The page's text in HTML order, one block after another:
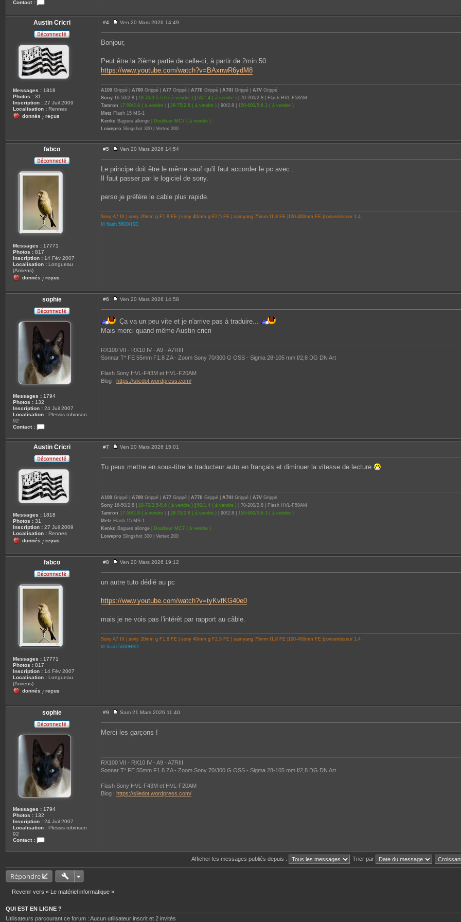
Contact :
o
n
a
c
t
e
r
s
o
i
Austin Cricri
Messages : 1818
Photos : 31
Inscription : 27 Juil 2009
Localisation : Rennes
donnés / reçus
#4
e
s
g
e
Ven 20 Mars 2026 14:49
Bonjour,
Peut être la 2ième partie de celle-ci, à partir de 2min 50
https://www.youtube.com/watch?v=BAxnwR6ydM8
A100 Grippé | A700 Grippé | A77 Grippé | A77II Grippé | A7III Grippé | A7V Grippé
Sony 16-50/2.8 | 18-70/3.5-5.6 ( à vendre ) 50/1.4 ( à vendre ) | 70-200/2.8 | Flash HVL-F58AM
Tamron 17-50/2.8 ( à vendre ) 28-75/2.8 ( à vendre ) | 90/2.8 | 150-600/5-6.3 ( à vendre )
Metz Flash 15 MS-1
Kenko Bagues allonge | Doubleur MC7 ( à vendre )
Lowepro Slingshot 300 | Vertex 200
fabco
Messages : 17771
Photos : 817
Inscription : 14 Fév 2007
Localisation : Longueau
(Amiens)
donnés / reçus
#5
e
s
a
Ven 20 Mars 2026 14:54
Le principe doit être le même sauf qu'il faut accorder le pc avec .
Il faut passer par le logiciel de sony.
perso je préfère le cable plus rapide.
Sony A7 III | sony 20mm g F1.8 FE | sony 40mm g F2.5 FE | samyang 75mm f1.8 FE |100-400mm FE |convertisseur 1.4
M flash 5600HSD
sophie
Messages : 1794
Photos : 132
Inscription : 24 Juil 2007
Localisation : Plessis robinson
92
Contact :
o
n
a
c
t
e
r
s
o
i
#6
e
s
a
g
Ven 20 Mars 2026 14:58
Ça va un peu vite et je n'arrive pas à traduire...
Mais merci quand même Austin cricri
RX100 VII - RX10 IV - A9 - A7RIII
Sonnar T* FE 55mm F1.8 ZA - Zoom Sony 70/300 G OSS - Sigma 28-105 mm f/2,8 DG DN Art
Flash Sony HVL-F43M et HVL-F20AM
Blog : https://sliedot.wordpress.com/
Austin Cricri
Messages : 1818
Photos : 31
Inscription : 27 Juil 2009
Localisation : Rennes
donnés / reçus
#7
e
s
Ven 20 Mars 2026 15:01
Tu peux mettre en sous-titre le traducteur auto en français et diminuer la vitesse de lecture
A100 Grippé | A700 Grippé | A77 Grippé | A77II Grippé | A7III Grippé | A7V Grippé
Sony 16-50/2.8 | 18-70/3.5-5.6 ( à vendre ) 50/1.4 ( à vendre ) | 70-200/2.8 | Flash HVL-F58AM
Tamron 17-50/2.8 ( à vendre ) 28-75/2.8 ( à vendre ) | 90/2.8 | 150-600/5-6.3 ( à vendre )
Metz Flash 15 MS-1
Kenko Bagues allonge | Doubleur MC7 ( à vendre )
Lowepro Slingshot 300 | Vertex 200
fabco
Messages : 17771
Photos : 817
Inscription : 14 Fév 2007
Localisation : Longueau
(Amiens)
donnés / reçus
#8
e
s
g
e
Ven 20 Mars 2026 19:12
un autre tuto dédié au pc
https://www.youtube.com/watch?v=tyKvfKG40e0
mais je ne vois pas l'intérêt par rapport au câble.
Sony A7 III | sony 20mm g F1.8 FE | sony 40mm g F2.5 FE | samyang 75mm f1.8 FE |100-400mm FE |convertisseur 1.4
M flash 5600HSD
sophie
Messages : 1794
Photos : 132
Inscription : 24 Juil 2007
Localisation : Plessis robinson
92
Contact :
o
a
c
t
e
o
p
h
#9
e
s
s
Sam 21 Mars 2026 11:40
Merci les garçons !
RX100 VII - RX10 IV - A9 - A7RIII
Sonnar T* FE 55mm F1.8 ZA - Zoom Sony 70/300 G OSS - Sigma 28-105 mm f/2,8 DG DN Art
Flash Sony HVL-F43M et HVL-F20AM
Blog : https://sliedot.wordpress.com/
Afficher les messages publiés depuis : Trier par
Répondre
Revenir vers « Le matériel informatique »
QUI EST EN LIGNE ?
Utilisateurs parcourant ce forum : Aucun utilisateur inscrit et 2 invités